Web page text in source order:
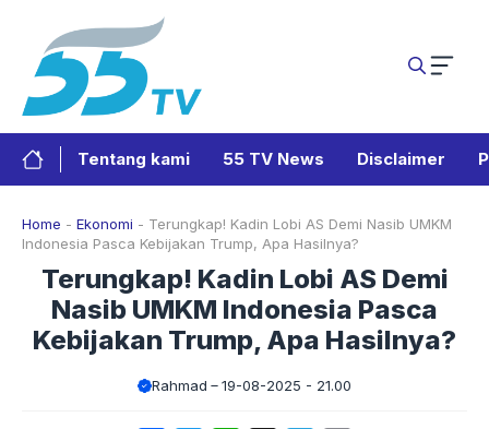
Tentang kami 55 TV News Disclaimer
Home - Ekonomi - Terungkap! Kadin Lobi AS Demi Nasib UMKM
Indonesia Pasca Kebijakan Trump, Apa Hasilnya?
Terungkap! Kadin Lobi AS Demi
Nasib UMKM Indonesia Pasca
Kebijakan Trump, Apa Hasilnya?
Rahmad 19-08-2025 - 21.00